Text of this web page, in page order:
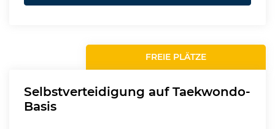
FREIE PLÄTZE
Selbstverteidigung auf Taekwondo-
Basis